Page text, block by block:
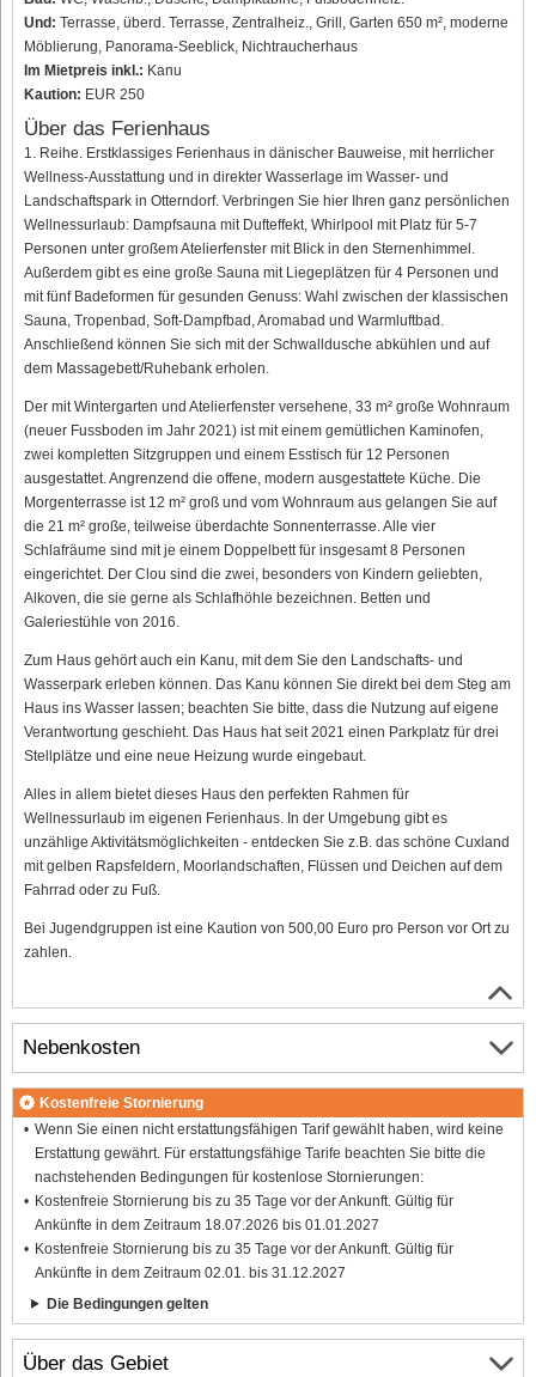
Und: Terrasse, überd. Terrasse, Zentralheiz., Grill, Garten 650 m², moderne
Möblierung, Panorama-Seeblick, Nichtraucherhaus
Im Mietpreis inkl.: Kanu
Kaution: EUR 250
Über das Ferienhaus
1. Reihe. Erstklassiges Ferienhaus in dänischer Bauweise, mit herrlicher
Wellness-Ausstattung und in direkter Wasserlage im Wasser- und
Landschaftspark in Otterndorf. Verbringen Sie hier Ihren ganz persönlichen
Wellnessurlaub: Dampfsauna mit Dufteffekt, Whirlpool mit Platz für 5-7
Personen unter großem Atelierfenster mit Blick in den Sternenhimmel.
Außerdem gibt es eine große Sauna mit Liegeplätzen für 4 Personen und
mit fünf Badeformen für gesunden Genuss: Wahl zwischen der klassischen
Sauna, Tropenbad, Soft-Dampfbad, Aromabad und Warmluftbad.
Anschließend können Sie sich mit der Schwalldusche abkühlen und auf
dem Massagebett/Ruhebank erholen.
Der mit Wintergarten und Atelierfenster versehene, 33 m² große Wohnraum
(neuer Fussboden im Jahr 2021) ist mit einem gemütlichen Kaminofen,
zwei kompletten Sitzgruppen und einem Esstisch für 12 Personen
ausgestattet. Angrenzend die offene, modern ausgestattete Küche. Die
Morgenterrasse ist 12 m² groß und vom Wohnraum aus gelangen Sie auf
die 21 m² große, teilweise überdachte Sonnenterrasse. Alle vier
Schlafräume sind mit je einem Doppelbett für insgesamt 8 Personen
eingerichtet. Der Clou sind die zwei, besonders von Kindern geliebten,
Alkoven, die sie gerne als Schlafhöhle bezeichnen. Betten und
Galeriestühle von 2016.
Zum Haus gehört auch ein Kanu, mit dem Sie den Landschafts- und
Wasserpark erleben können. Das Kanu können Sie direkt bei dem Steg am
Haus ins Wasser lassen; beachten Sie bitte, dass die Nutzung auf eigene
Verantwortung geschieht. Das Haus hat seit 2021 einen Parkplatz für drei
Stellplätze und eine neue Heizung wurde eingebaut.
Alles in allem bietet dieses Haus den perfekten Rahmen für
Wellnessurlaub im eigenen Ferienhaus. In der Umgebung gibt es
unzählige Aktivitätsmöglichkeiten - entdecken Sie z.B. das schöne Cuxland
mit gelben Rapsfeldern, Moorlandschaften, Flüssen und Deichen auf dem
Fahrrad oder zu Fuß.
Bei Jugendgruppen ist eine Kaution von 500,00 Euro pro Person vor Ort zu
zahlen.
Über das Gebiet
Nebenkosten
Kostenfreie Stornierung
Wenn Sie einen nicht erstattungsfähigen Tarif gewählt haben, wird keine
Erstattung gewährt. Für erstattungsfähige Tarife beachten Sie bitte die
nachstehenden Bedingungen für kostenlose Stornierungen:
Kostenfreie Stornierung bis zu 35 Tage vor der Ankunft. Gültig für
Ankünfte in dem Zeitraum 18.07.2026 bis 01.01.2027
Kostenfreie Stornierung bis zu 35 Tage vor der Ankunft. Gültig für
Ankünfte in dem Zeitraum 02.01. bis 31.12.2027
Die Bedingungen gelten